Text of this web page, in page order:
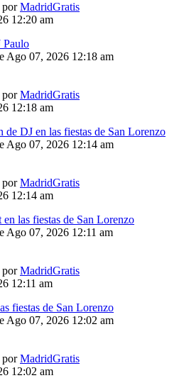
porMadridGratis
12:20 am
Paulo
Ago 07, 2026 12:18 am
porMadridGratis
12:18 am
de DJ en las fiestas de San Lorenzo
Ago 07, 2026 12:14 am
porMadridGratis
12:14 am
las fiestas de San Lorenzo
Ago 07, 2026 12:11 am
porMadridGratis
12:11 am
fiestas de San Lorenzo
Ago 07, 2026 12:02 am
porMadridGratis
12:02 am